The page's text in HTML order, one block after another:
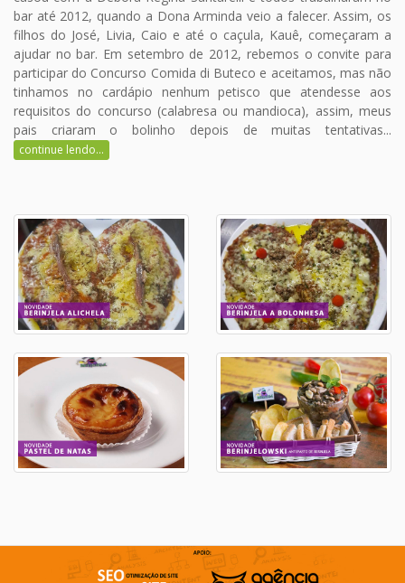
bar até 2012, quando a Dona Arminda veio a falecer. Assim, os
filhos do José, Livia, Caio e até o caçula, Kauê, começaram a
ajudar no bar. Em setembro de 2012, rebemos o convite para
participar do Concurso Comida di Buteco e aceitamos, mas não
tinhamos no cardápio nenhum petisco que atendesse aos
requisitos do concurso (calabresa ou mandioca), assim, meus
pais criaram o bolinho depois de muitas tentativas...
continue lendo...